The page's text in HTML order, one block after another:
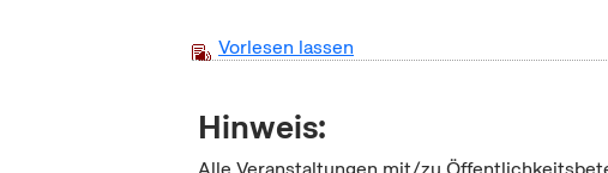
Vorlesen lassen
Hinweis: